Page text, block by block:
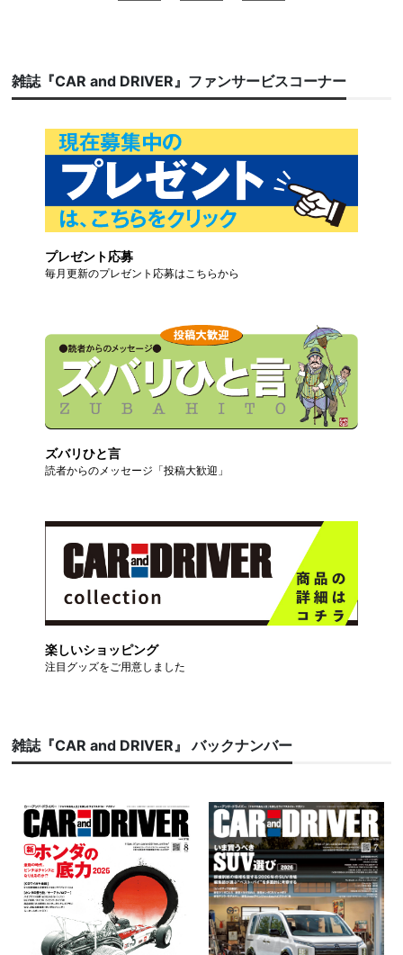
雑誌『CAR and DRIVER』ファンサービスコーナー
プレゼント応募
毎月更新のプレゼント応募はこちらから
ズバリひと言
読者からのメッセージ「投稿大歓迎」
楽しいショッピング
注目グッズをご用意しました
雑誌『CAR and DRIVER』 バックナンバー